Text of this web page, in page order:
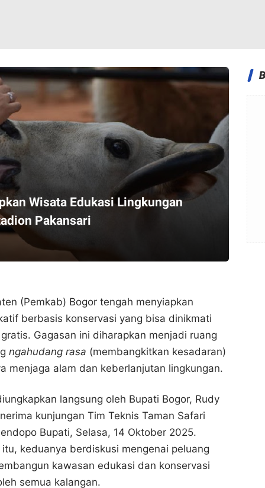
Wisata Edukasi Lingkungan
Pakansari
(Pemkab) Bogor tengah menyiapkan
berbasis konservasi yang bisa dinikmati
Gagasan ini diharapkan menjadi ruang
ngahudang rasa (membangkitkan kesadaran)
menjaga alam dan keberlanjutan lingkungan.
langsung oleh Bupati Bogor, Rudy
kunjungan Tim Teknis Taman Safari
Bupati, Selasa, 14 Oktober 2025.
keduanya berdiskusi mengenai peluang
kawasan edukasi dan konservasi
semua kalangan.